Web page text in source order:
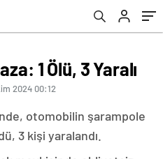
1 Ölü, 3 Yaralı
2024 00:12
otomobilin şarampole
3 kişi yaralandı.